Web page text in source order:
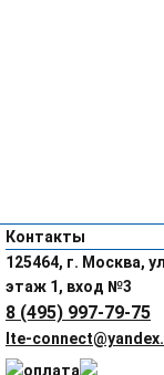
Контакты
125464, г. Москва,
этаж 1, вход №3
8 (495) 997-79-75
lte-